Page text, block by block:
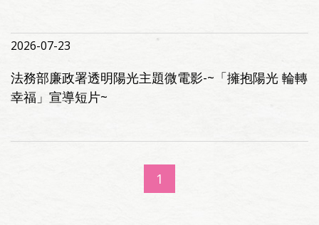
2026-07-23
法務部廉政署透明陽光主題微電影-~「擁抱陽光 輪轉
幸福」宣導短片~
1